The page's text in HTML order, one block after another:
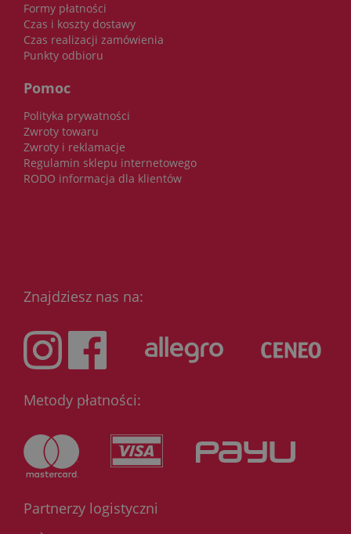
Formy płatności
Czas i koszty dostawy
Czas realizacji zamówienia
Punkty odbioru
Pomoc
Polityka prywatności
Zwroty towaru
Zwroty i reklamacje
Regulamin sklepu internetowego
RODO informacja dla klientów
Znajdziesz nas na:
Metody płatności:
Partnerzy logistyczni